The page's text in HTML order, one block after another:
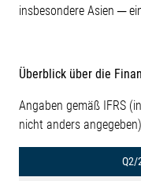
insbesondere Asien ─
Überblick über die
Angaben gemäß IFRS
nicht anders
Q2/